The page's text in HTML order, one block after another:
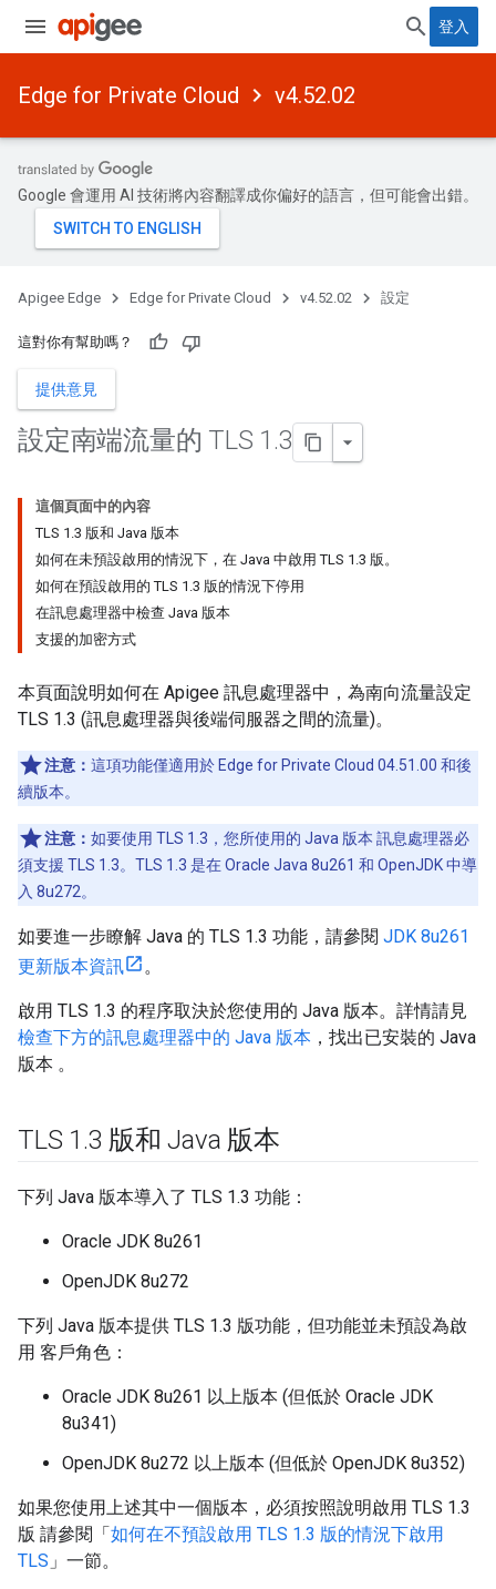
登入
Edge for Private Cloud v4.52.02
Google 會運用 AI 技術將內容翻譯成你偏好的語言，但可能會出錯。
Apigee Edge Edge for Private Cloud v4.52.02 設定
這對你有幫助嗎？
提供意見
設定南端流量的 TLS 1 .3
這個頁面中的內容
TLS 1.3 版和 Java 版本
如何在未預設啟用的情況下，在 Java 中啟用 TLS 1.3 版。
如何在預設啟用的 TLS 1.3 版的情況下停用
在訊息處理器中檢查 Java 版本
支援的加密方式
本頁面說明如何在 Apigee 訊息處理器中，為南向流量設定
TLS 1.3 (訊息處理器與後端伺服器之間的流量)。
注意： 這項功能僅適用於 Edge for Private Cloud 04.51.00 和後
續版本。
注意： 如要使用 TLS 1.3，您所使用的 Java 版本 訊息處理器必
須支援 TLS 1.3。TLS 1.3 是在 Oracle Java 8u261 和 OpenJDK 中導
入 8u272。
如要進一步瞭解 Java 的 TLS 1.3 功能，請參閱 JDK 8u261
更新版本資訊
。
啟用 TLS 1.3 的程序取決於您使用的 Java 版本。詳情請見
檢查下方的訊息處理器中的 Java 版本 ，找出已安裝的 Java
版本 。
TLS 1.3 版和 Java 版本
下列 Java 版本導入了 TLS 1.3 功能：
Oracle JDK 8u261
OpenJDK 8u272
下列 Java 版本提供 TLS 1.3 版功能，但功能並未預設為啟
用 客戶角色：
Oracle JDK 8u261 以上版本 (但低於 Oracle JDK
8u341)
OpenJDK 8u272 以上版本 (但低於 OpenJDK 8u352)
如果您使用上述其中一個版本，必須按照說明啟用 TLS 1.3
版 請參閱「如何在不預設啟用 TLS 1.3 版的情況下啟用
TLS 」一節。